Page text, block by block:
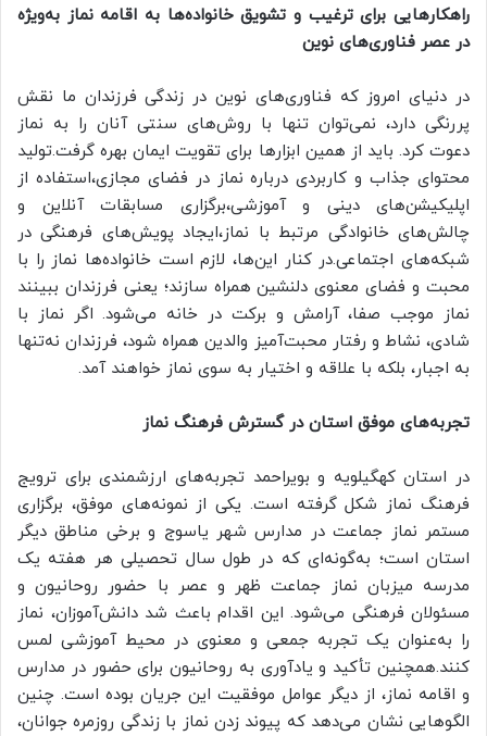
راهکارهایی برای ترغیب و تشویق خانواده‌ها به اقامه نماز به‌ویژه
در عصر فناوری‌های نوین
در دنیای امروز که فناوری‌های نوین در زندگی فرزندان ما نقش
پررنگی دارد، نمی‌توان تنها با روش‌های سنتی آنان را به نماز
دعوت کرد. باید از همین ابزارها برای تقویت ایمان بهره گرفت.تولید
محتوای جذاب و کاربردی درباره نماز در فضای مجازی،استفاده از
اپلیکیشن‌های دینی و آموزشی،برگزاری مسابقات آنلاین و
چالش‌های خانوادگی مرتبط با نماز،ایجاد پویش‌های فرهنگی در
شبکه‌های اجتماعی.در کنار این‌ها، لازم است خانواده‌ها نماز را با
محبت و فضای معنوی دلنشین همراه سازند؛ یعنی فرزندان ببینند
نماز موجب صفا، آرامش و برکت در خانه می‌شود. اگر نماز با
شادی، نشاط و رفتار محبت‌آمیز والدین همراه شود، فرزندان نه‌تنها
به اجبار، بلکه با علاقه و اختیار به سوی نماز خواهند آمد.
تجربه‌های موفق استان در گسترش فرهنگ نماز
در استان کهگیلویه و بویراحمد تجربه‌های ارزشمندی برای ترویج
فرهنگ نماز شکل گرفته است. یکی از نمونه‌های موفق، برگزاری
مستمر نماز جماعت در مدارس شهر یاسوج و برخی مناطق دیگر
استان است؛ به‌گونه‌ای که در طول سال تحصیلی هر هفته یک
مدرسه میزبان نماز جماعت ظهر و عصر با حضور روحانیون و
مسئولان فرهنگی می‌شود. این اقدام باعث شد دانش‌آموزان، نماز
را به‌عنوان یک تجربه جمعی و معنوی در محیط آموزشی لمس
کنند.همچنین تأکید و یادآوری به روحانیون برای حضور در مدارس
و اقامه نماز، از دیگر عوامل موفقیت این جریان بوده است. چنین
الگوهایی نشان می‌دهد که پیوند زدن نماز با زندگی روزمره جوانان،